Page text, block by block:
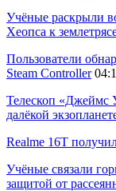
Учёные раскрыли
Хеопса к
Пользователи
Steam Controller
Телескоп «Джеймс
далёкой
Realme 16T
Учёные связали
защитой от